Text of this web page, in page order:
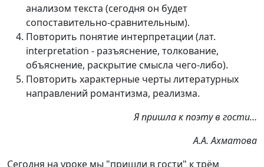
анализом текста (сегодня он будет
сопоставительно-сравнительным).
Повторить понятие интерпретации (лат.
interpretation - разъяснение, толкование,
объяснение, раскрытие смысла чего-либо).
Повторить характерные черты литературных
направлений романтизма, реализма.
Я пришла к поэту в гости…
А.А. Ахматова
Сегодня на уроке мы "пришли в гости" к трём